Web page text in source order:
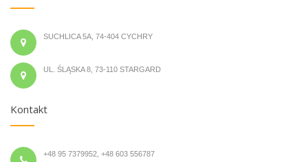
SUCHLICA 5A, 74-404 CYCHRY
UL. ŚLĄSKA 8, 73-110 STARGARD
Kontakt
+48 95 7379952, +48 603 556787